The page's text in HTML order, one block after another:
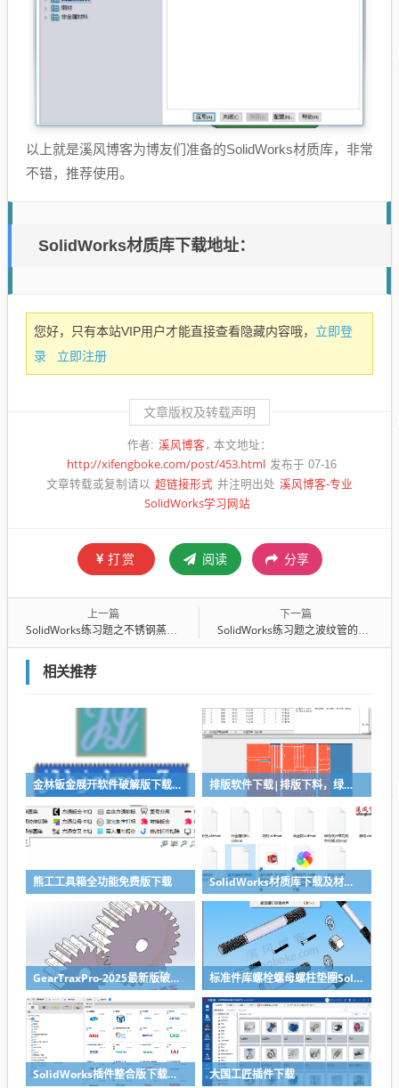
以上就是溪风博客为博友们准备的SolidWorks材质库，非常
不错，推荐使用。
SolidWorks材质库下载地址：
您好，只有本站VIP用户才能直接查看隐藏内容哦， 立即登
录
立即注册
文章版权及转载声明
作者: 溪风博客 本文地址：
http://xifengboke.com/post/453.html 发布于 07-16
文章转载或复制请以 超链接形式 并注明出处 溪风博客-专业
SolidWorks学习网站
打赏 阅读 分享
上一篇
SolidWorks练习题之不锈钢蒸架，不用3D草图也能轻松完成
下一篇
SolidWorks练习题之波纹管的建模，方法很重要
相关推荐
金林钣金展开软件破解版下载与安装使用教程 排版软件下载|排版下料，绿色免安装
熊工工具箱全功能免费版下载 SolidWorks材质库下载及材质库导入方法
GearTraxPro-2025最新版破解版下载，免注册免破解直接用SolidWorks齿轮/链轮/带轮插件 标准件库螺栓螺母螺柱垫圈SolidWorks标准件插件
SolidWorks插件整合版下载，适合各个版本SolidWorks 大国工匠插件下载